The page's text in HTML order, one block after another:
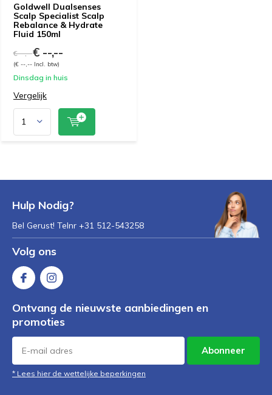
Goldwell Dualsenses
Scalp Specialist Scalp
Rebalance & Hydrate
Fluid 150ml
€ --,--€ --,--
(€ --,-- Incl. btw)
Dinsdag in huis
Vergelijk
Hulp Nodig?
Bel Gerust! Telnr +31 512-543258
Volg ons
Ontvang de nieuwste aanbiedingen en
promoties
Abonneer
* Lees hier de wettelijke beperkingen